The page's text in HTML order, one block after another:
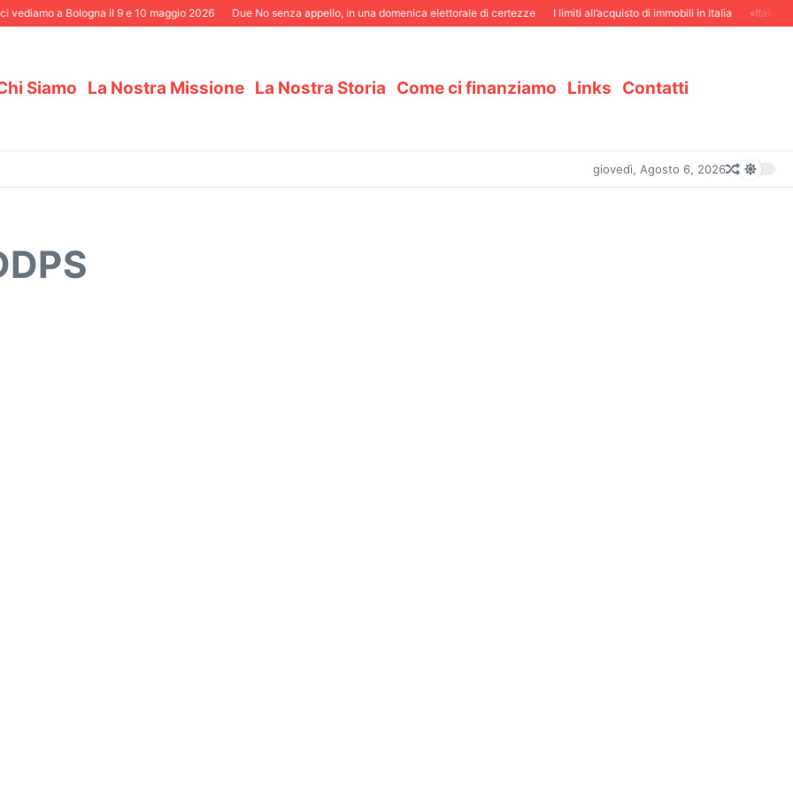
a Bologna il 9 e 10 maggio 2026 Due No senza appello, in una domenica elettorale di certezze I limiti all’acquisto di immobili in Italia «Italiani
Siamo La Nostra Missione La Nostra Storia Come ci finanziamo Links Contatti
giovedì, Agosto 6, 2026